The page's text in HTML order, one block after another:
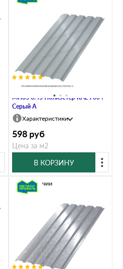
Профлист Металл Профиль
МП35 0.45 Полиэстер RAL 7004
Серый A
Характеристики
598 руб
Цена за м2
В КОРЗИНУ
В наличии